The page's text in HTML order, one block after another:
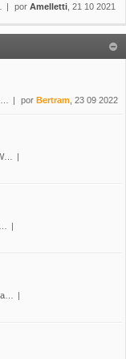
por Amelletti , 21 10 2021
por Bertram , 23 09 2022